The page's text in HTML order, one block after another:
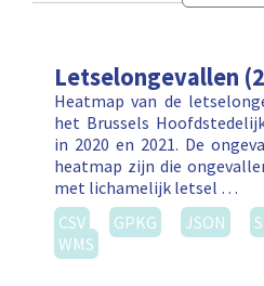
Letselongevallen
Heatmap van de
het Brussels
in 2020 en 2021. De
heatmap zijn die
met lichamelijk letsel …
CSV
GPKG JSON
WMS